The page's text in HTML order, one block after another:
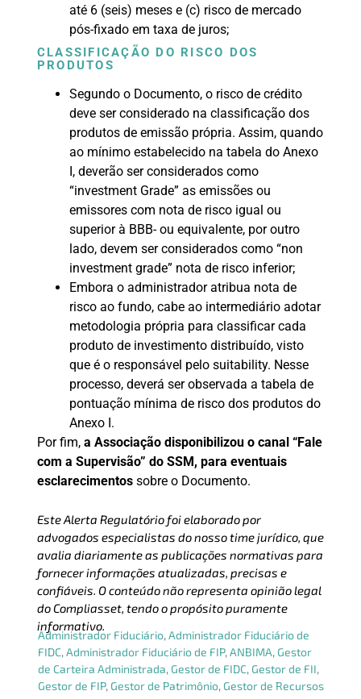
até 6 (seis) meses e (c) risco de mercado
pós-fixado em taxa de juros;
CLASSIFICAÇÃO DO RISCO DOS
PRODUTOS
Segundo o Documento, o risco de crédito
deve ser considerado na classificação dos
produtos de emissão própria. Assim, quando
ao mínimo estabelecido na tabela do Anexo
I, deverão ser considerados como
“investment Grade” as emissões ou
emissores com nota de risco igual ou
superior à BBB- ou equivalente, por outro
lado, devem ser considerados como “non
investment grade” nota de risco inferior;
Embora o administrador atribua nota de
risco ao fundo, cabe ao intermediário adotar
metodologia própria para classificar cada
produto de investimento distribuído, visto
que é o responsável pelo suitability. Nesse
processo, deverá ser observada a tabela de
pontuação mínima de risco dos produtos do
Anexo I.
Por fim, a Associação disponibilizou o canal “Fale
com a Supervisão” do SSM, para eventuais
esclarecimentossobre o Documento.
Este Alerta Regulatório foi elaborado por
advogados especialistas do nosso time jurídico, que
avalia diariamente as publicações normativas para
fornecer informações atualizadas, precisas e
confiáveis. O conteúdo não representa opinião legal
do Compliasset, tendo o propósito puramente
informativo.
Administrador Fiduciário,Administrador Fiduciário de
FIDC,Administrador Fiduciário de FIP,ANBIMA, Gestor
de Carteira Administrada, Gestor de FIDC, Gestor de FII,
Gestor de FIP, Gestor de Patrimônio, Gestor de Recursos